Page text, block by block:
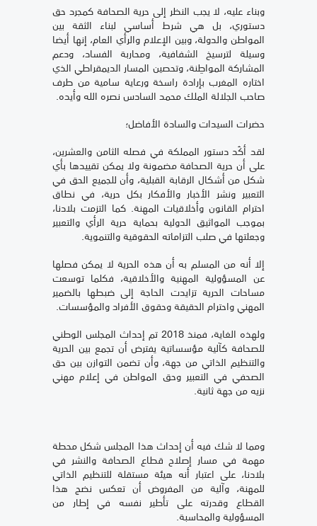
وبناء عليه، لا يجب النظر إلى حرية الصحافة كمجرد حق
دستوري، بل هي شرط أساسي لبناء الثقة بين
المواطن والدولة، وبين الإعلام والرأي العام، إنها أيضا
وسيلة لترسيخ الشفافية، ومحاربة الفساد، ودعم
المشاركة المواطِنة، وتحصين المسار الديمقراطي الذي
اختاره المغرب بإرادة راسخة ورعاية سامية من طرف
صاحب الجلالة الملك محمد السادس نصره الله وأيده.
حضرات السيدات والسادة الأفاضل؛
لقد أكّد دستور المملكة في فصله الثامن والعشرين،
على أن حرية الصحافة مضمونة ولا يمكن تقييدها بأي
شكل من أشكال الرقابة القبلية، وأن للجميع الحق في
التعبير ونشر الأخبار والأفكار بكل حرية، في نطاق
احترام القانون وأخلاقيات المهنة. كما التزمت بلادنا،
بموجب المواثيق الدولية بحماية حرية الرأي والتعبير
وجعلتها في صلب التزاماته الحقوقية والتنموية.
إلا أنه من المسلم به أن هذه الحرية لا يمكن فصلها
عن المسؤولية المهنية والأخلاقية، فكلما توسعت
مساحات الحرية تزايدت الحاجة إلى ضبطها بالضمير
المهني واحترام الحقيقة وحقوق الأفراد والمؤسسات.
ولهذه الغاية، فمنذ 2018 تم إحداث المجلس الوطني
للصحافة كآلية مؤسساتية يفترض أن تجمع بين الحرية
والتنظيم الذاتي من جهة، وأن تضمن التوازن بين حق
الصحفي في التعبير وحق المواطن في إعلام مهني
نزيه من جهة ثانية.
ومما لا شك فيه أن إحداث هذا المجلس شكل محطة
مهمة في مسار إصلاح قطاع الصحافة والنشر في
بلادنا، على اعتبار أنه هيئة مستقلة للتنظيم الذاتي
للمهنة، وآلية من المفروض أن تعكس نضج هذا
القطاع وقدرته على تأطير نفسه في إطار من
المسؤولية والمحاسبة.